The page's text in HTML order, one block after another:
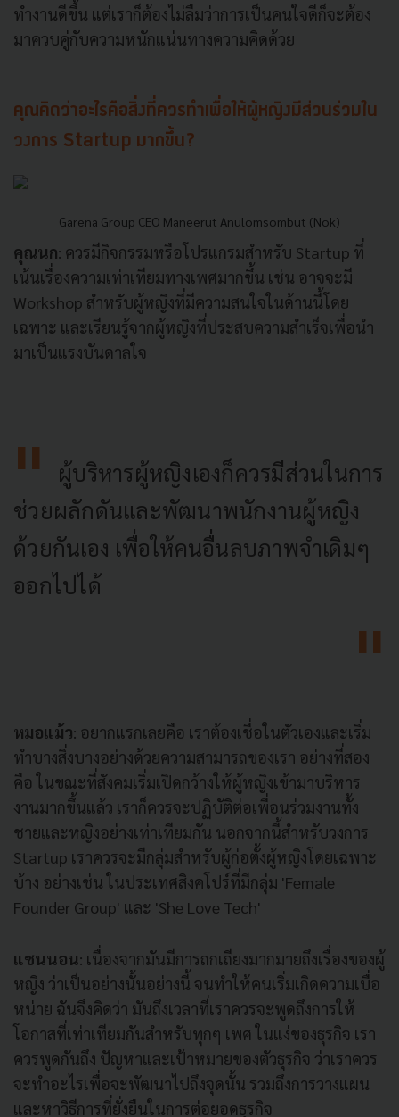
ทำงานดีขึ้น แต่เราก็ต้องไม่ลืมว่าการเป็นคนใจดีก็จะต้อง
มาควบคู่กับความหนักแน่นทางความคิดด้วย
คุณคิดว่าอะไรคือสิ่งที่ควรทำเพื่อให้ผู้หญิงมีส่วนร่วมใน
วงการ Startup มากขึ้น?
Garena Group CEO Maneerut Anulomsombut (Nok)
คุณนก: ควรมีกิจกรรมหรือโปรแกรมสำหรับ Startup ที่
เน้นเรื่องความเท่าเทียมทางเพศมากขึ้น เช่น อาจจะมี
Workshop สำหรับผู้หญิงที่มีความสนใจในด้านนี้โดย
เฉพาะ และเรียนรู้จากผู้หญิงที่ประสบความสำเร็จเพื่อนำ
มาเป็นแรงบันดาลใจ
ผู้บริหารผู้หญิงเองก็ควรมีส่วนในการ
ช่วยผลักดันและพัฒนาพนักงานผู้หญิง
ด้วยกันเอง เพื่อให้คนอื่นลบภาพจำเดิมๆ
ออกไปได้
หมอแม้ว: อยากแรกเลยคือ เราต้องเชื่อในตัวเองและเริ่ม
ทำบางสิ่งบางอย่างด้วยความสามารถของเรา อย่างที่สอง
คือ ในขณะที่สังคมเริ่มเปิดกว้างให้ผู้หญิงเข้ามาบริหาร
งานมากขึ้นแล้ว เราก็ควรจะปฏิบัติต่อเพื่อนร่วมงานทั้ง
ชายและหญิงอย่างเท่าเทียมกัน นอกจากนี้สำหรับวงการ
Startup เราควรจะมีกลุ่มสำหรับผู้ก่อตั้งผู้หญิงโดยเฉพาะ
บ้าง อย่างเช่น ในประเทศสิงคโปร์ที่มีกลุ่ม 'Female
Founder Group' และ 'She Love Tech'
แชนนอน: เนื่องจากมันมีการถกเถียงมากมายถึงเรื่องของผู้
หญิง ว่าเป็นอย่างนั้นอย่างนี้ จนทำให้คนเริ่มเกิดความเบื่อ
หน่าย ฉันจึงคิดว่า มันถึงเวลาที่เราควรจะพูดถึงการให้
โอกาสที่เท่าเทียมกันสำหรับทุกๆ เพศ ในแง่ของธุรกิจ เรา
ควรพูดกันถึง ปัญหาและเป้าหมายของตัวธุรกิจ ว่าเราควร
จะทำอะไรเพื่อจะพัฒนาไปถึงจุดนั้น รวมถึงการวางแผน
และหาวิธีการที่ยั่งยืนในการต่อยอดธุรกิจ